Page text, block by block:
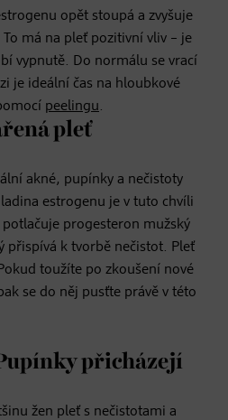
opět stoupá a zvyšuje
má na pleť pozitivní vliv – je
vypnutě. Do normálu se vrací
je ideální čas na hloubkové
peelingu.
pleť
akné, pupínky a nečistoty
estrogenu je v tuto chvíli
progesteron mužský
přispívá k tvorbě nečistot. Pleť
toužíte po zkoušení nové
se do něj pusťte právě v této
přicházejí
žen pleť s nečistotami a